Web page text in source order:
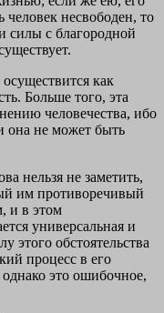
несвободен, то
силы с благородной
как
Больше того, эта
человечества, ибо
она не может быть
нельзя не заметить,
им противоречивый
и в этом
универсальная и
этого обстоятельства
процесс в его
это ошибочное,